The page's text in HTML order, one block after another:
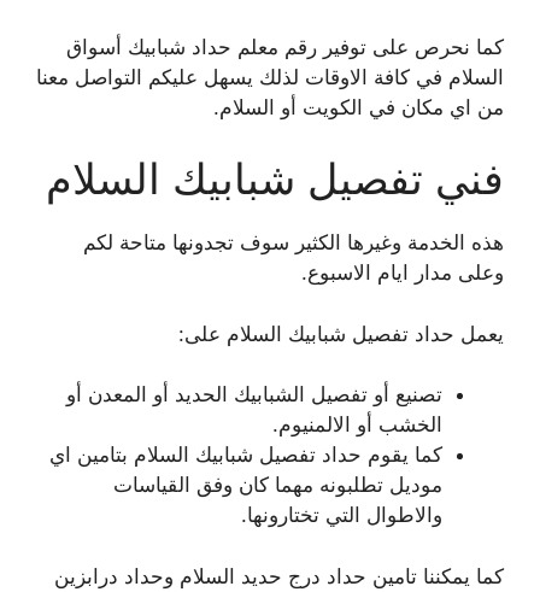
كما نحرص على توفير رقم معلم حداد شبابيك أسواق
السلام في كافة الاوقات لذلك يسهل عليكم التواصل معنا
من اي مكان في الكويت أو السلام.
فني تفصيل شبابيك السلام
هذه الخدمة وغيرها الكثير سوف تجدونها متاحة لكم
وعلى مدار ايام الاسبوع.
يعمل حداد تفصيل شبابيك السلام على:
تصنيع أو تفصيل الشبابيك الحديد أو المعدن أو
الخشب أو الالمنيوم.
كما يقوم حداد تفصيل شبابيك السلام بتامين اي
موديل تطلبونه مهما كان وفق القياسات
والاطوال التي تختارونها.
كما يمكننا تامين حداد درج حديد السلام وحداد درابزين